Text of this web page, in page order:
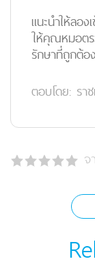
แนะนำให้ลอ
ให้คุณหมอตร
รักษาที่ถูกต้อ
ตอบโดย: รา
จ